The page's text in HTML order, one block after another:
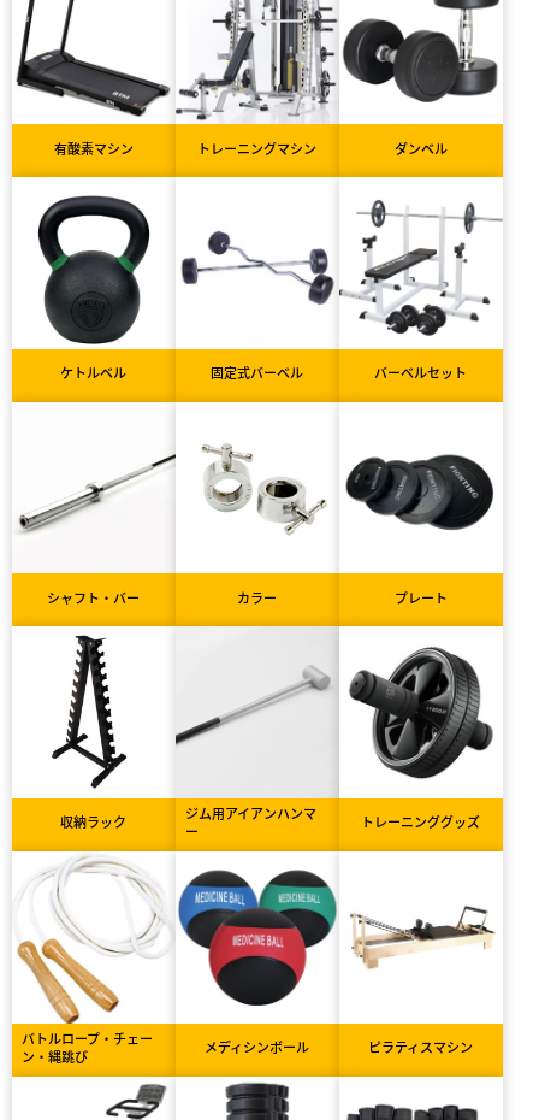
有酸素マシン トレーニングマシン ダンベル
ケトルベル 固定式バーベル バーベルセット
シャフト・バー カラー プレート
収納ラック
ジム用アイアンハンマ
ー
トレーニンググッズ
バトルロープ・チェー
ン・縄跳び
メディシンボール ピラティスマシン